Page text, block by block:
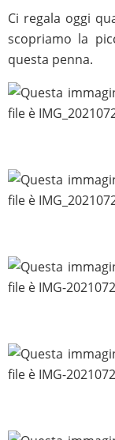
Ci regala oggi
scopriamo la
questa penna.